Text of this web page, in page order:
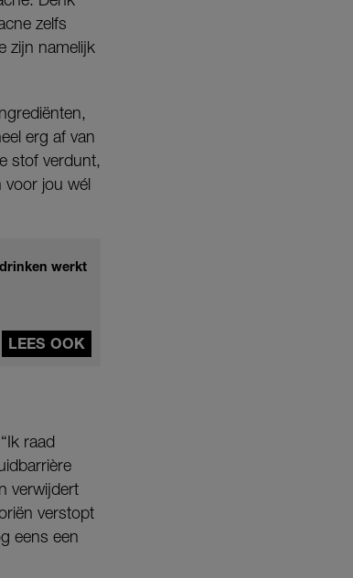
zelfs
zijn namelijk
erg af van
stof verdunt,
voor jou wél
werkt
LEES OOK
raad
verwijdert
verstopt
eens een